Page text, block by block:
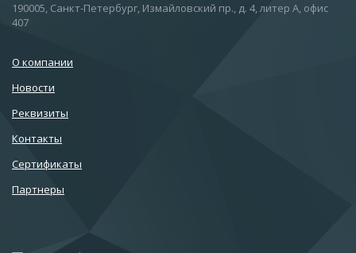
190005, Санкт-Петербург, Измайловский пр., д. 4, литер А, офис
407
О компании
Новости
Реквизиты
Контакты
Сертификаты
Партнеры